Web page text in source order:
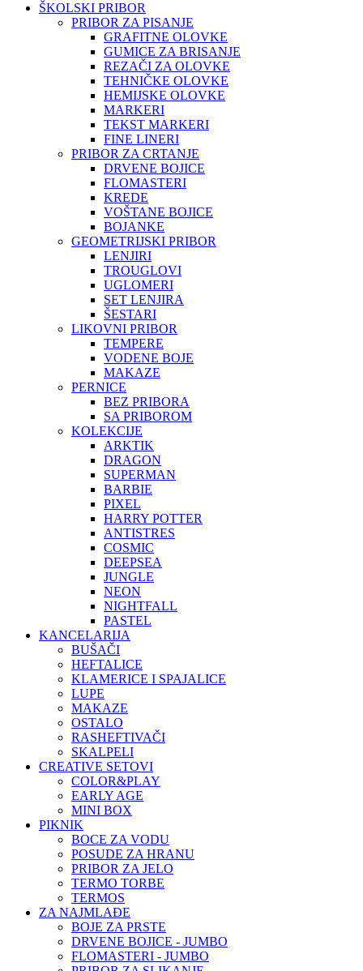
ŠKOLSKI PRIBOR
PRIBOR ZA PISANJE
GRAFITNE OLOVKE
GUMICE ZA BRISANJE
REZAČI ZA OLOVKE
TEHNIČKE OLOVKE
HEMIJSKE OLOVKE
MARKERI
TEKST MARKERI
FINE LINERI
PRIBOR ZA CRTANJE
DRVENE BOJICE
FLOMASTERI
KREDE
VOŠTANE BOJICE
BOJANKE
GEOMETRIJSKI PRIBOR
LENJIRI
TROUGLOVI
UGLOMERI
SET LENJIRA
ŠESTARI
LIKOVNI PRIBOR
TEMPERE
VODENE BOJE
MAKAZE
PERNICE
BEZ PRIBORA
SA PRIBOROM
KOLEKCIJE
ARKTIK
DRAGON
SUPERMAN
BARBIE
PIXEL
HARRY POTTER
ANTISTRES
COSMIC
DEEPSEA
JUNGLE
NEON
NIGHTFALL
PASTEL
KANCELARIJA
BUŠAČI
HEFTALICE
KLAMERICE I SPAJALICE
LUPE
MAKAZE
OSTALO
RASHEFTIVAČI
SKALPELI
CREATIVE SETOVI
COLOR&PLAY
EARLY AGE
MINI BOX
PIKNIK
BOCE ZA VODU
POSUDE ZA HRANU
PRIBOR ZA JELO
TERMO TORBE
TERMOS
ZA NAJMLAĐE
BOJE ZA PRSTE
DRVENE BOJICE - JUMBO
FLOMASTERI - JUMBO